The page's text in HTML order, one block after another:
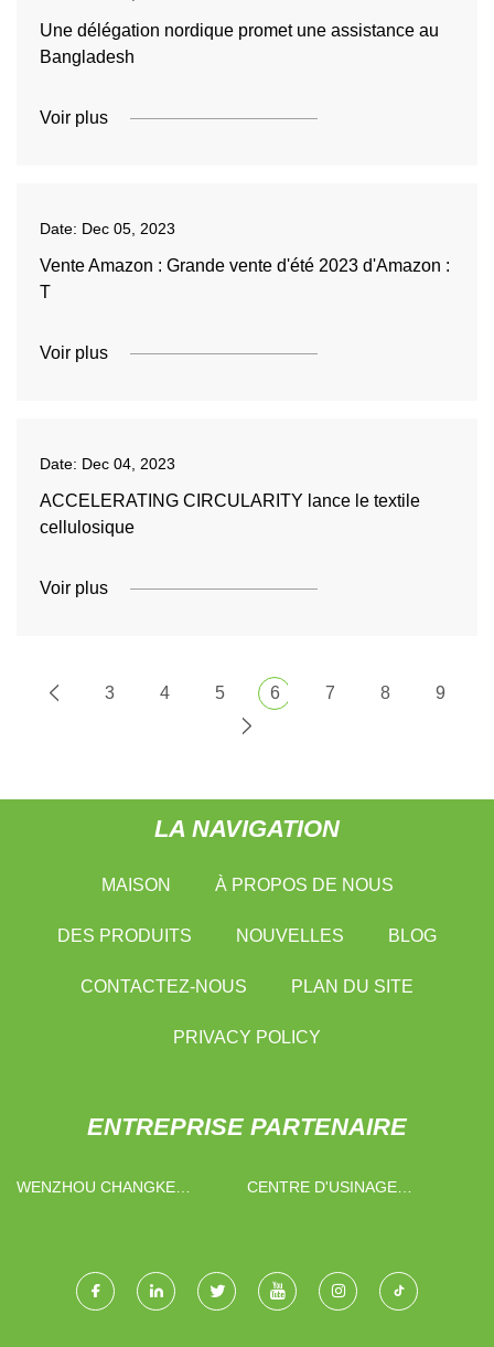
Une délégation nordique promet une assistance au
Bangladesh
Voir plus
Date: Dec 05, 2023
Vente Amazon : Grande vente d'été 2023 d'Amazon :
T
Voir plus
Date: Dec 04, 2023
ACCELERATING CIRCULARITY lance le textile
cellulosique
Voir plus
3 4 5 6 7 8 9
LA NAVIGATION
MAISON À PROPOS DE NOUS
DES PRODUITS NOUVELLES BLOG
CONTACTEZ-NOUS PLAN DU SITE
PRIVACY POLICY
ENTREPRISE PARTENAIRE
WENZHOU CHANGKE
CENTRE D'USINAGE